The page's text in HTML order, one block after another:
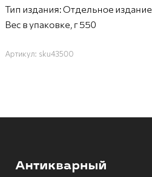
Тип издания: Отдельное издание
Вес в упаковке, г 550
Артикул: sku43500
Антикварный